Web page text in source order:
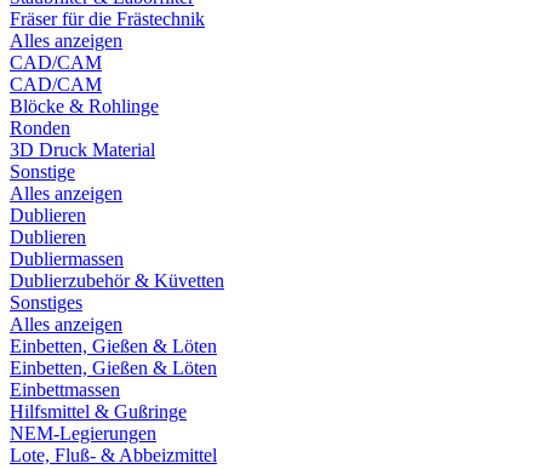
Fräser für die Frästechnik
Alles anzeigen
CAD/CAM
CAD/CAM
Blöcke & Rohlinge
Ronden
3D Druck Material
Sonstige
Alles anzeigen
Dublieren
Dublieren
Dubliermassen
Dublierzubehör & Küvetten
Sonstiges
Alles anzeigen
Einbetten, Gießen & Löten
Einbetten, Gießen & Löten
Einbettmassen
Hilfsmittel & Gußringe
NEM-Legierungen
Lote, Fluß- & Abbeizmittel